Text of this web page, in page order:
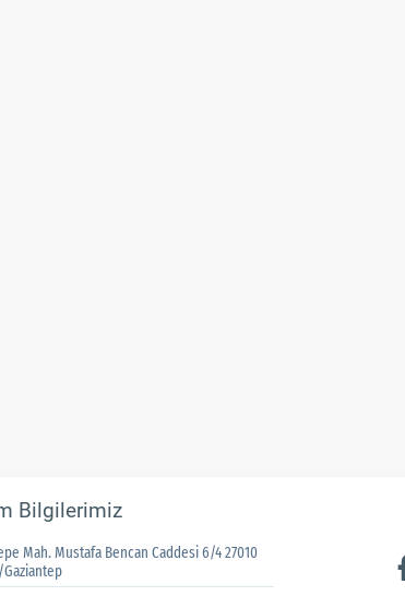
Bilgilerimiz
Mah. Mustafa Bencan Caddesi 6/4 27010